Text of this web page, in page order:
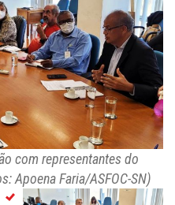
com representantes do
Apoena Faria/ASFOC-SN)